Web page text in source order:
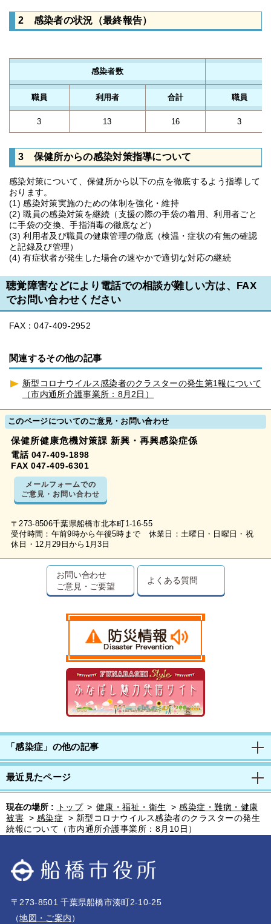
2 感染者の状況（最終報告）
感染者数
職員 利用者 合計 職員
3 13 16 3
3 保健所からの感染対策指導について
感染対策について、保健所から以下の点を徹底するよう指導して
おります。
(1) 感染対策実施のための体制を強化・維持
(2) 職員の感染対策を継続（支援の際の手袋の着用、利用者ごと
に手袋の交換、手指消毒の徹底など）
(3) 利用者及び職員の健康管理の徹底（検温・症状の有無の確認
と記録及び管理）
(4) 有症状者が発生した場合の速やかで適切な対応の継続
聴覚障害などにより電話での相談が難しい方は、FAX
でお問い合わせください
FAX：047-409-2952
関連するその他の記事
新型コロナウイルス感染者のクラスターの発生第1報について
（市内通所介護事業所：8月2日）
このページについてのご意見・お問い合わせ
保健所健康危機対策課 新興・再興感染症係
電話 047-409-1898
FAX 047-409-6301
メールフォームでの
ご意見・お問い合わせ
〒273-8506千葉県船橋市北本町1-16-55
受付時間：午前9時から午後5時まで 休業日：土曜日・日曜日・祝
休日・12月29日から1月3日
お問い合わせ
ご意見・ご要望
よくある質問
「感染症」の他の記事
最近見たページ
現在の場所 : トップ > 健康・福祉・衛生 > 感染症・難病・健康
被害 > 感染症 > 新型コロナウイルス感染者のクラスターの発生
続報について（市内通所介護事業所：8月10日）
〒273-8501 千葉県船橋市湊町2-10-25
（地図・ご案内）